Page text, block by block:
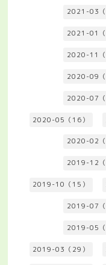
2021-03（
2021-01（
2020-11（
2020-09（
2020-07（
2020-05（16）
2020-02（
2019-12（
2019-10（15）
2019-07（
2019-05（
2019-03（29）